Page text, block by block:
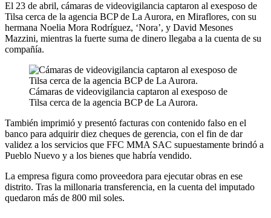
El 23 de abril, cámaras de videovigilancia captaron al exesposo de
Tilsa cerca de la agencia BCP de La Aurora, en Miraflores, con su
hermana Noelia Mora Rodríguez, ‘Nora’, y David Mesones
Mazzini, mientras la fuerte suma de dinero llegaba a la cuenta de su
compañía.
Cámaras de videovigilancia captaron al exesposo de
Tilsa cerca de la agencia BCP de La Aurora.
También imprimió y presentó facturas con contenido falso en el
banco para adquirir diez cheques de gerencia, con el fin de dar
validez a los servicios que FFC MMA SAC supuestamente brindó a
Pueblo Nuevo y a los bienes que habría vendido.
La empresa figura como proveedora para ejecutar obras en ese
distrito. Tras la millonaria transferencia, en la cuenta del imputado
quedaron más de 800 mil soles.